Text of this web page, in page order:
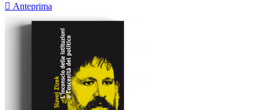
 Anteprima